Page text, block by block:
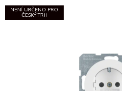
produktu
je
NENÍ URČENO PRO
ČESKÝ TRH